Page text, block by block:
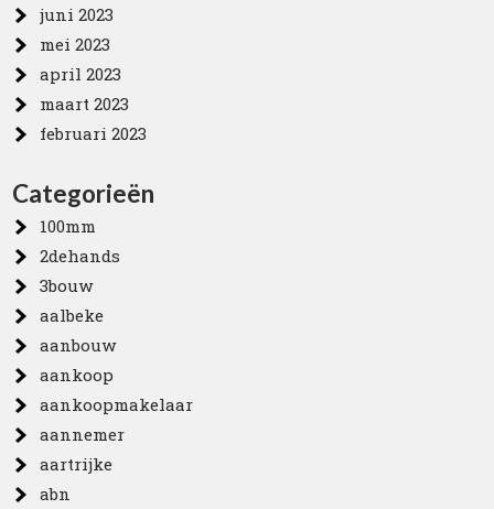
juni 2023
mei 2023
april 2023
maart 2023
februari 2023
Categorieën
100mm
2dehands
3bouw
aalbeke
aanbouw
aankoop
aankoopmakelaar
aannemer
aartrijke
abn